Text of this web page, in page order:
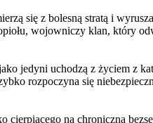
się z bolesną stratą i
wojowniczy klan, który
jedyni uchodzą z życiem z
rozpoczyna się
na chroniczną